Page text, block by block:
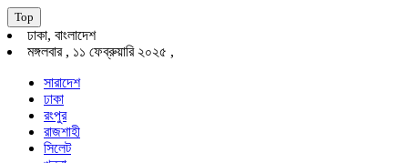
Top
ঢাকা, বাংলাদেশ
মঙ্গলবার , ১১ ফেব্রুয়ারি ২০২৫ ,
সারাদেশ
ঢাকা
রংপুর
রাজশাহী
সিলেট